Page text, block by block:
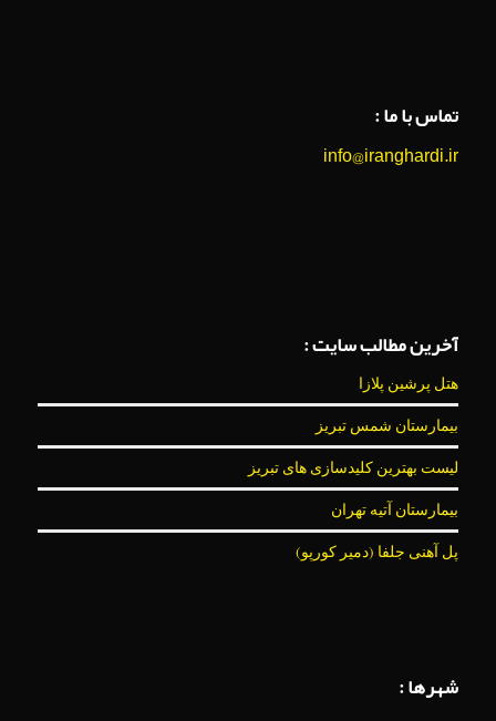
تماس با ما :
info@iranghardi.ir
آخرین مطالب سایت :
هتل پرشین پلازا
بیمارستان شمس تبریز
لیست بهترین کلیدسازی های تبریز
بیمارستان آتیه تهران
پل آهنی جلفا (دمیر کورپو)
شهرها :